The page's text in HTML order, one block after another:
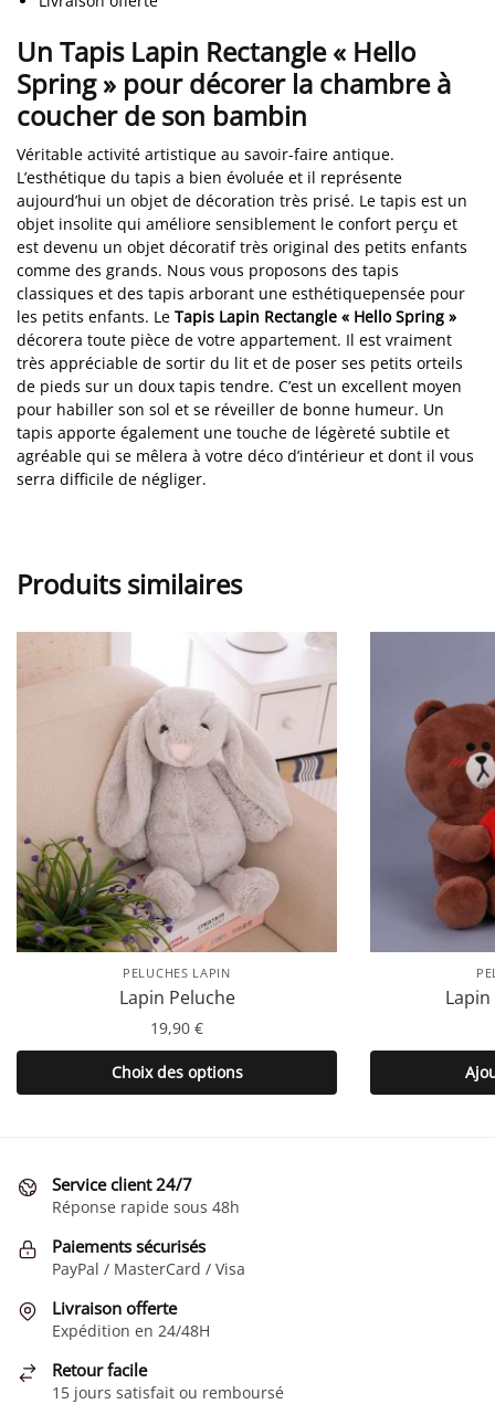
Un Tapis Lapin Rectangle « Hello
Spring » pour décorer la chambre à
coucher de son bambin
Véritable activité artistique au savoir-faire antique.
L’esthétique du tapis a bien évoluée et il représente
aujourd’hui un objet de décoration très prisé. Le tapis est un
objet insolite qui améliore sensiblement le confort perçu et
est devenu un objet décoratif très original des petits enfants
comme des grands. Nous vous proposons des tapis
classiques et des tapis arborant une esthétiquepensée pour
les petits enfants. Le Tapis Lapin Rectangle « Hello Spring »
décorera toute pièce de votre appartement. Il est vraiment
très appréciable de sortir du lit et de poser ses petits orteils
de pieds sur un doux tapis tendre. C’est un excellent moyen
pour habiller son sol et se réveiller de bonne humeur. Un
tapis apporte également une touche de légèreté subtile et
agréable qui se mêlera à votre déco d’intérieur et dont il vous
serra difficile de négliger.
Produits similaires
PELUCHES LAPIN
Lapin Peluche
19,90 €
Choix des options
Ce
produit
Les
peuvent
être
choisies
sur
Service client 24/7
Réponse rapide sous 48h
Paiements sécurisés
PayPal / MasterCard / Visa
Livraison offerte
Expédition en 24/48H
Retour facile
15 jours satisfait ou remboursé